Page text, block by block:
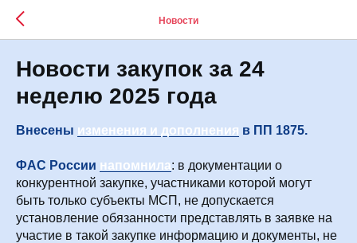
Новости
Новости закупок за 24
неделю 2025 года
Внесены изменения и дополнения в ПП 1875.
ФАС России напомнила: в документации о
конкурентной закупке, участниками которой могут
быть только субъекты МСП, не допускается
установление обязанности представлять в заявке на
участие в такой закупке информацию и документы, не